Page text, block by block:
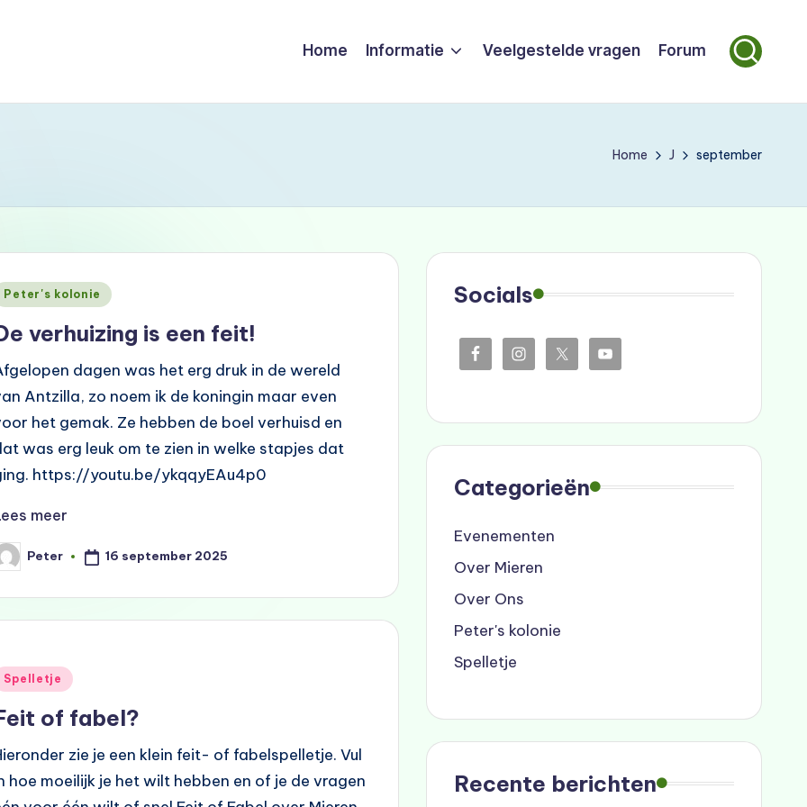
Home Informatie Veelgestelde vragen Forum
Home J september
Peter's kolonie
verhuizing is een feit!
dagen was het erg druk in de wereld
Antzilla, zo noem ik de koningin maar even
het gemak. Ze hebben de boel verhuisd en
was erg leuk om te zien in welke stapjes dat
https://youtu.be/ykqqyEAu4p0
meer
Peter 16 september 2025
Spelletje
of fabel?
zie je een klein feit- of fabelspelletje. Vul
hoe moeilijk je het wilt hebben en of je de vragen
Socials
Categorieën
Evenementen
Over Mieren
Over Ons
Peter's kolonie
Spelletje
Recente berichten